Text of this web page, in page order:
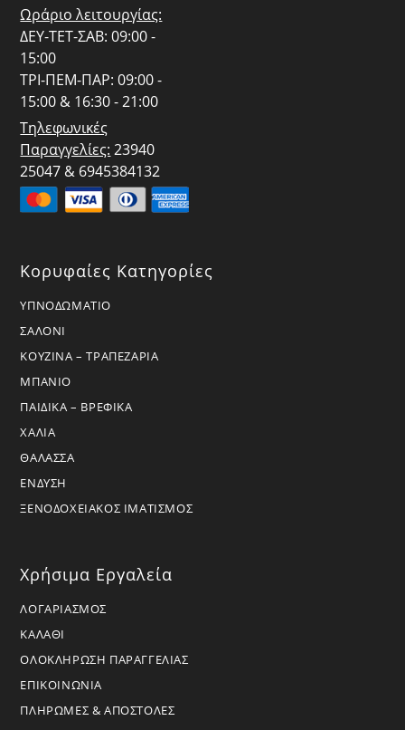
Ωράριο λειτουργίας:
ΔΕΥ-ΤΕΤ-ΣΑΒ: 09:00 -
15:00
ΤΡΙ-ΠΕΜ-ΠΑΡ: 09:00 -
15:00 & 16:30 - 21:00
Τηλεφωνικές
Παραγγελίες: 23940
25047 & 6945384132
Κορυφαίες Κατηγορίες
ΥΠΝΟΔΩΜΑΤΙΟ
ΣΑΛΟΝΙ
ΚΟΥΖΙΝΑ – ΤΡΑΠΕΖΑΡΙΑ
ΜΠΑΝΙΟ
ΠΑΙΔΙΚΑ – ΒΡΕΦΙΚΑ
ΧΑΛΙΑ
ΘΑΛΑΣΣΑ
ΕΝΔΥΣΗ
ΞΕΝΟΔΟΧΕΙΑΚΟΣ ΙΜΑΤΙΣΜΟΣ
Χρήσιμα Εργαλεία
ΛΟΓΑΡΙΑΣΜΟΣ
ΚΑΛΑΘΙ
ΟΛΟΚΛΗΡΩΣΗ ΠΑΡΑΓΓΕΛΙΑΣ
ΕΠΙΚΟΙΝΩΝΙΑ
ΠΛΗΡΩΜΕΣ & ΑΠΟΣΤΟΛΕΣ